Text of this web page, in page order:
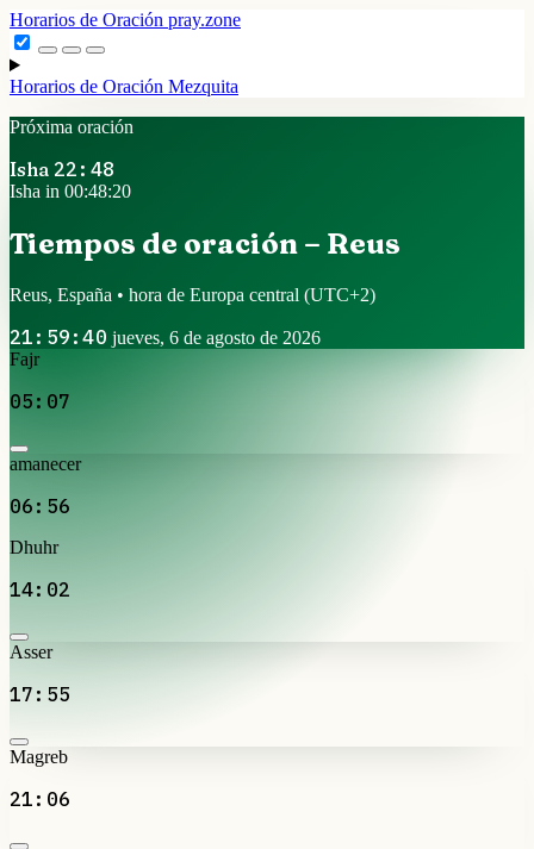
Horarios de Oración pray.zone
Horarios de Oración Mezquita
Próxima oración
Isha 22:48
Isha in 00:48:19
Tiempos de oración – Reus
Reus, España • hora de Europa central (UTC+2)
21:59:41 jueves, 6 de agosto de 2026
Fajr
05:07
amanecer
06:56
Dhuhr
14:02
Asser
17:55
Magreb
21:06